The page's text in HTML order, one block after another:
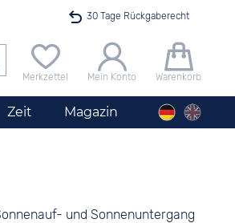
30 Tage Rückgaberecht
Versandkostenfrei ab 40 €
24h Expresslieferung
100 Tage Niedrigpreisgarantie
Merkzettel Mein Konto Warenkorb
Zeit Magazin
und Sonnenuntergang